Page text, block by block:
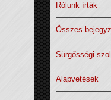
Rólunk írták
Összes
Sürgősségi
Alapvetések